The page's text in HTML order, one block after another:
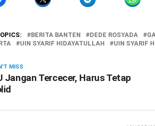
BERITA BANTEN DEDE ROSYADA
UIN SYARIF HIDAYATULLAH UIN SYARIF
MISS
Jangan Tercecer, Harus Tetap